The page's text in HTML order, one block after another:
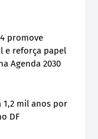
promove
e reforça papel
Agenda 2030
1,2 mil anos por
DF